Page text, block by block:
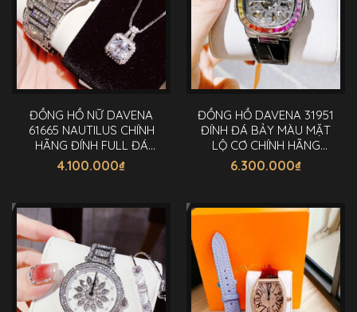
tùy
chọn
thể
được
trên
trang
sản
phẩm
ĐỒNG HỒ NỮ DAVENA
61665 NAUTILUS CHÍNH
HÃNG ĐÍNH FULL ĐÁ
32MM
4.100.000₫
ĐỒNG HỒ DAVENA 31951
ĐÍNH ĐÁ BẢY MÀU MẶT
LỘ CƠ CHÍNH HÃNG
32MM
6.300.000₫